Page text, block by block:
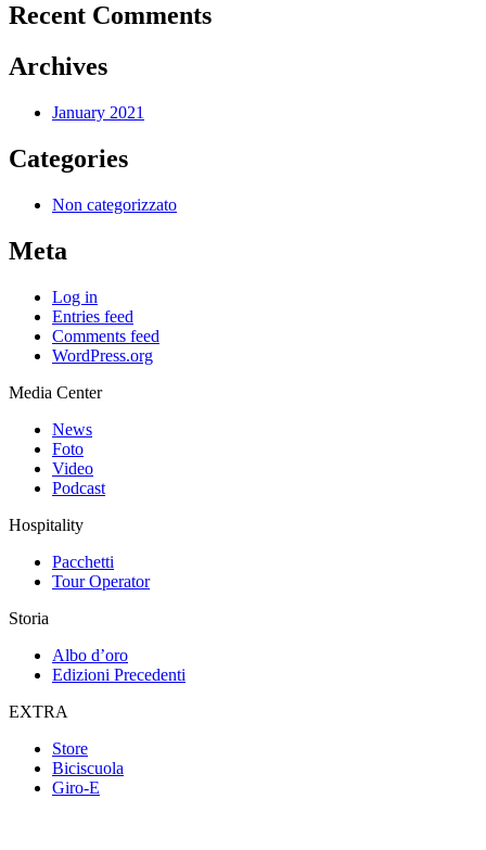
Recent Comments
Archives
January 2021
Categories
Non categorizzato
Meta
Log in
Entries feed
Comments feed
WordPress.org
Media Center
News
Foto
Video
Podcast
Hospitality
Pacchetti
Tour Operator
Storia
Albo d’oro
Edizioni Precedenti
EXTRA
Store
Biciscuola
Giro-E